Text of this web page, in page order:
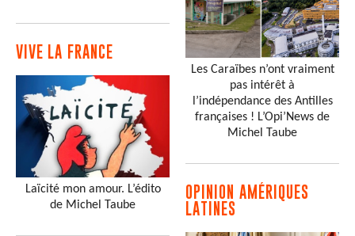
VIVE LA FRANCE
Laïcité mon amour. L’édito
de Michel Taube
Les Caraïbes n’ont vraiment
pas intérêt à
l’indépendance des Antilles
françaises ! L’Opi’News de
Michel Taube
OPINION AMÉRIQUES
LATINES